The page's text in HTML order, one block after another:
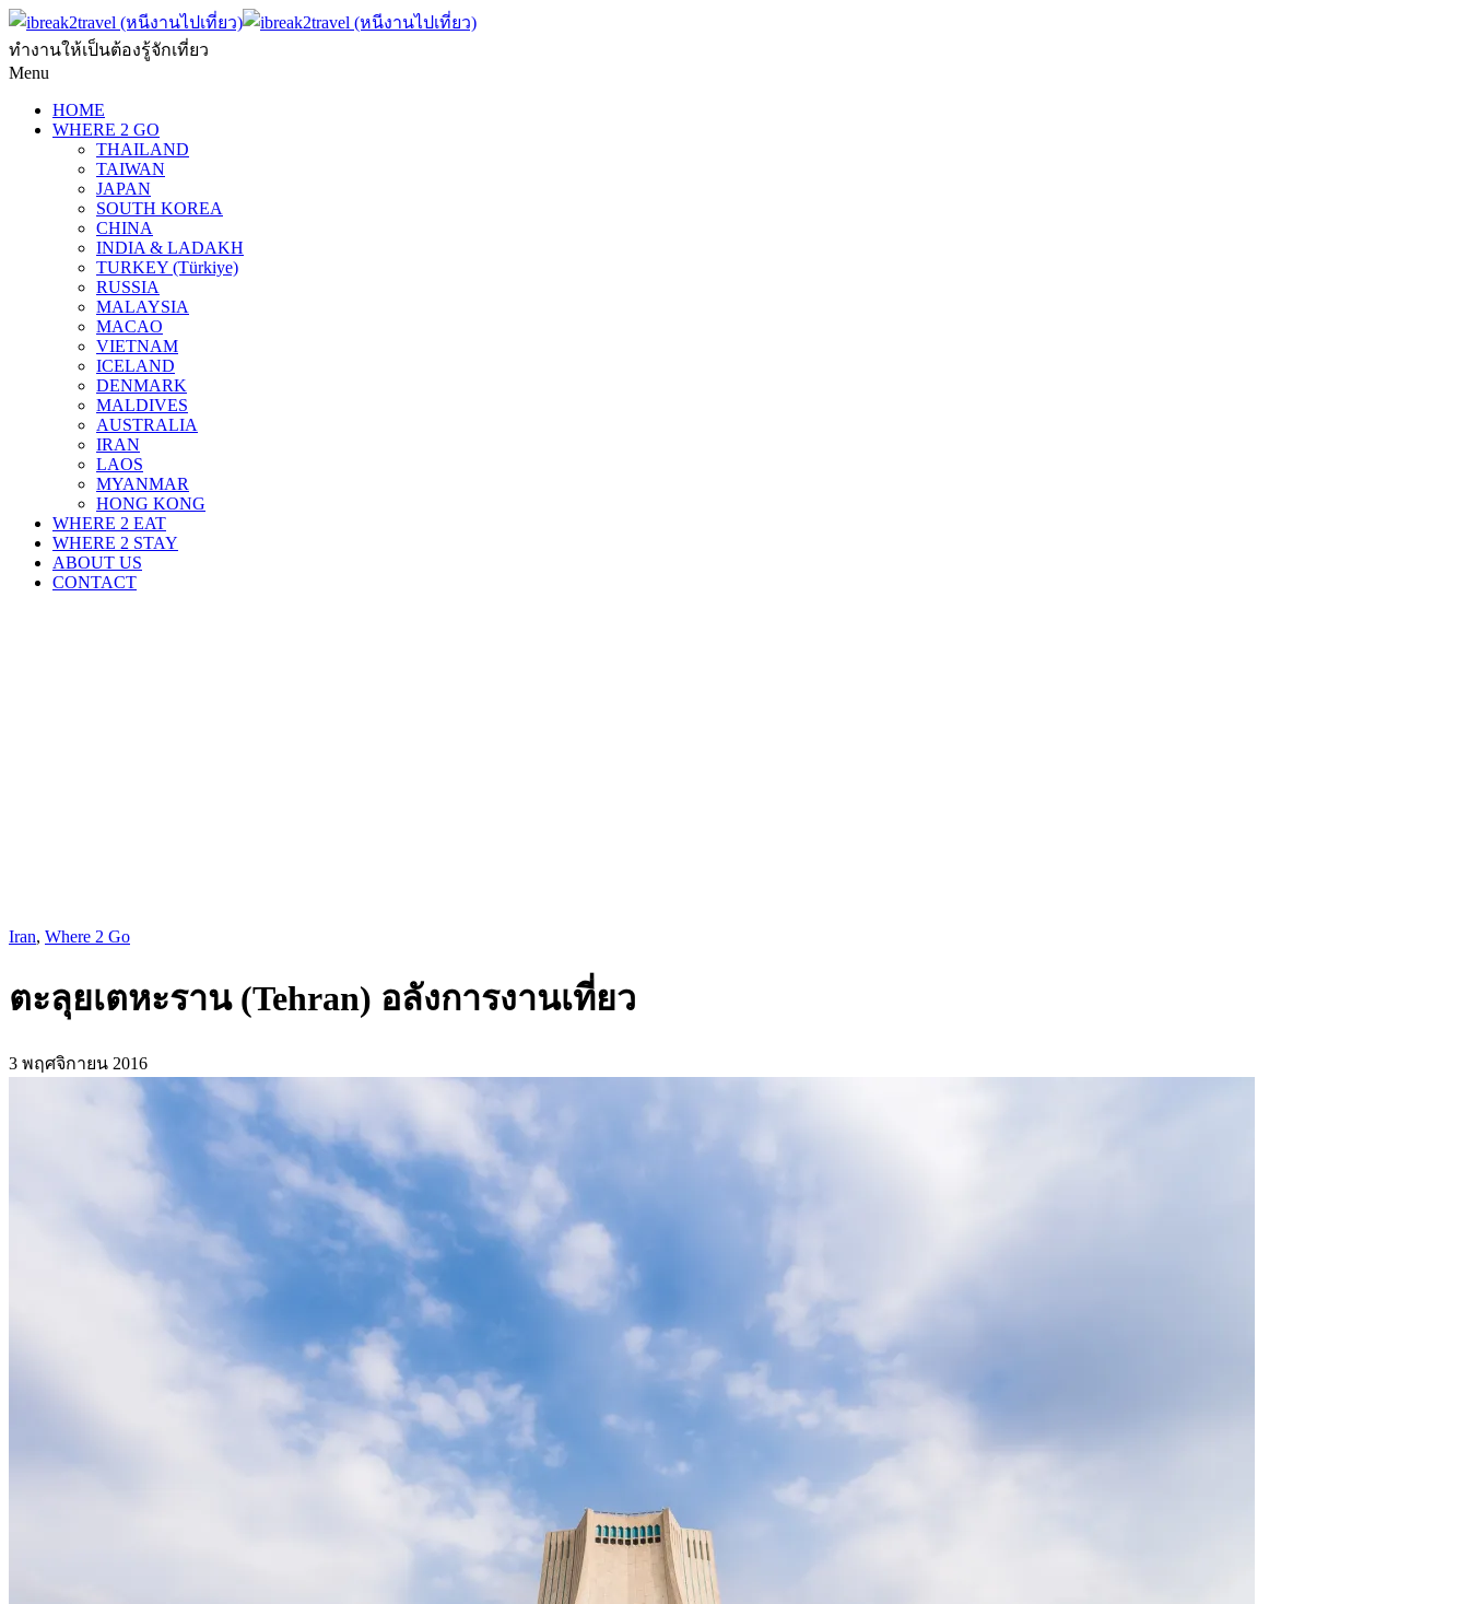
ทำงานให้เป็นต้องรู้จักเที่ยว
Menu
HOME
WHERE 2 GO
THAILAND
TAIWAN
JAPAN
SOUTH KOREA
CHINA
INDIA & LADAKH
TURKEY (Türkiye)
RUSSIA
MALAYSIA
MACAO
VIETNAM
ICELAND
DENMARK
MALDIVES
AUSTRALIA
IRAN
LAOS
MYANMAR
HONG KONG
WHERE 2 EAT
WHERE 2 STAY
ABOUT US
CONTACT
Iran, Where 2 Go
ตะลุยเตหะราน (Tehran) อลังการงานเที่ยว
3 พฤศจิกายน 2016